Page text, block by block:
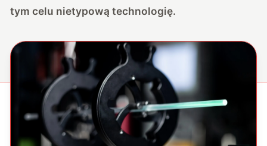
tym celu nietypową technologię.